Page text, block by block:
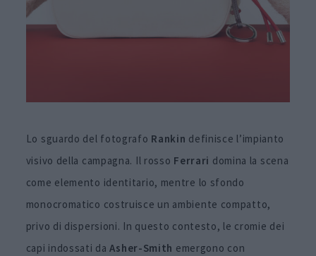
Lo sguardo del fotografo Rankin definisce l’impianto
visivo della campagna. Il rosso Ferrari domina la scena
come elemento identitario, mentre lo sfondo
monocromatico costruisce un ambiente compatto,
privo di dispersioni. In questo contesto, le cromie dei
capi indossati daAsher-Smith emergono con